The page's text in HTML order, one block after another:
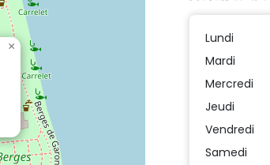
×
Lundi
Mardi
Mercredi
Jeudi
Vendredi
Samedi